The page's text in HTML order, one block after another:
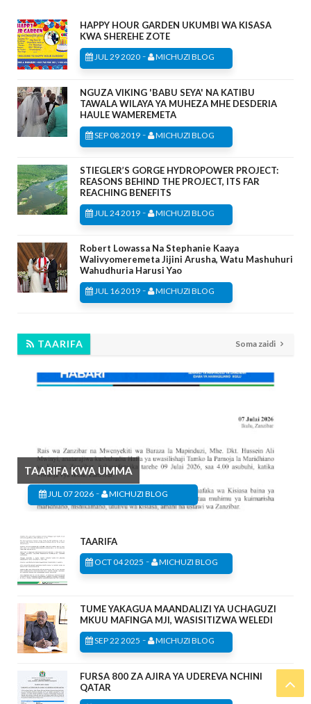
HAPPY HOUR GARDEN UKUMBI WA KISASA
KWA SHEREHE ZOTE
JUL 29 2020 - MICHUZI BLOG
NGUZA VIKING 'BABU SEYA' NA KATIBU
TAWALA WILAYA YA MUHEZA MHE DESDERIA
HAULE WAMEREMETA
SEP 08 2019 - MICHUZI BLOG
STIEGLER’S GORGE HYDROPOWER PROJECT:
REASONS BEHIND THE PROJECT, ITS FAR
REACHING BENEFITS
JUL 24 2019 - MICHUZI BLOG
Robert Lowassa Na Stephanie Kaaya
Walivyomeremeta Jijini Arusha, Watu Mashuhuri
Wahudhuria Harusi Yao
JUL 16 2019 - MICHUZI BLOG
TAARIFA Soma zaidi
TAARIFA KWA UMMA
JUL 07 2026 - MICHUZI BLOG
TAARIFA
OCT 04 2025 - MICHUZI BLOG
TUME YAKAGUA MAANDALIZI YA UCHAGUZI
MKUU MAFINGA MJI, WASISITIZWA WELEDI
SEP 22 2025 - MICHUZI BLOG
FURSA 800 ZA AJIRA YA UDEREVA NCHINI
QATAR